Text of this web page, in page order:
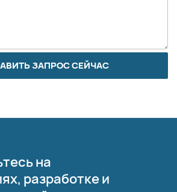
ЗАПРОС СЕЙЧАС
на
разработке и